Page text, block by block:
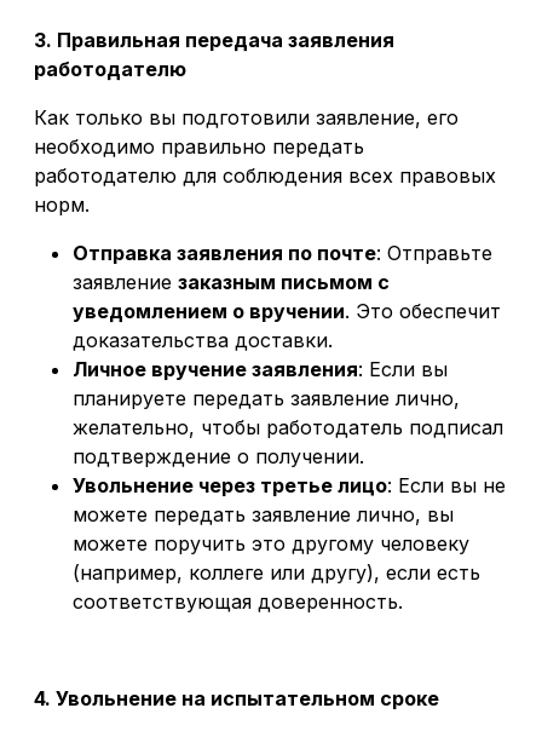
3. Правильная передача заявления
работодателю
Как только вы подготовили заявление, его
необходимо правильно передать
работодателю для соблюдения всех правовых
норм.
Отправка заявления по почте: Отправьте
заявление заказным письмом с
уведомлением о вручении. Это обеспечит
доказательства доставки.
Личное вручение заявления: Если вы
планируете передать заявление лично,
желательно, чтобы работодатель подписал
подтверждение о получении.
Увольнение через третье лицо: Если вы не
можете передать заявление лично, вы
можете поручить это другому человеку
(например, коллеге или другу), если есть
соответствующая доверенность.
4. Увольнение на испытательном сроке